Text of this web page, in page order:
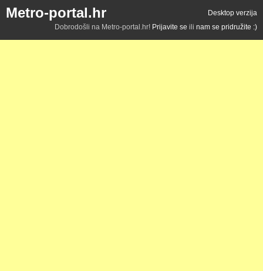
Metro-portal.hr
Desktop verzija
Dobrodošli na Metro-portal.hr! Prijavite se ili nam se pridružite :)